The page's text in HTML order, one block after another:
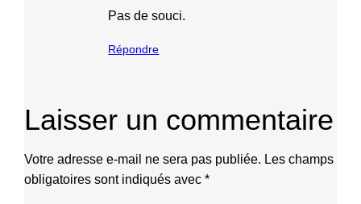
Pas de souci.
Répondre
Laisser un commentaire
Votre adresse e-mail ne sera pas publiée. Les champs
obligatoires sont indiqués avec*